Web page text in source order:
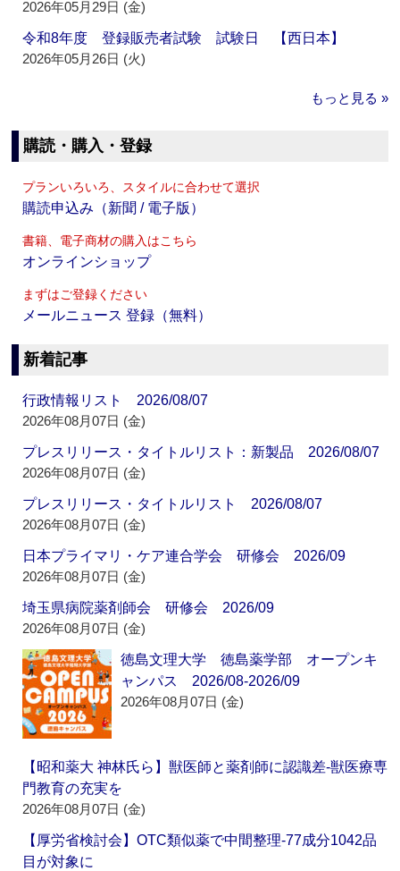
2026年05月29日 (金)
令和8年度 登録販売者試験 試験日 【西日本】
2026年05月26日 (火)
もっと見る »
購読・購入・登録
プランいろいろ、スタイルに合わせて選択
購読申込み（新聞 / 電子版）
書籍、電子商材の購入はこちら
オンラインショップ
まずはご登録ください
メールニュース 登録（無料）
新着記事
行政情報リスト 2026/08/07
2026年08月07日 (金)
プレスリリース・タイトルリスト：新製品 2026/08/07
2026年08月07日 (金)
プレスリリース・タイトルリスト 2026/08/07
2026年08月07日 (金)
日本プライマリ・ケア連合学会 研修会 2026/09
2026年08月07日 (金)
埼玉県病院薬剤師会 研修会 2026/09
2026年08月07日 (金)
徳島文理大学 徳島薬学部 オープンキ
ャンパス 2026/08-2026/09
2026年08月07日 (金)
【昭和薬大 神林氏ら】獣医師と薬剤師に認識差‐獣医療専
門教育の充実を
2026年08月07日 (金)
【厚労省検討会】OTC類似薬で中間整理‐77成分1042品
目が対象に